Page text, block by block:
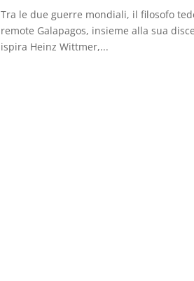
Tra le due guerre mondiali, il filosofo
remote Galapagos, insieme alla sua
ispira Heinz Wittmer,...